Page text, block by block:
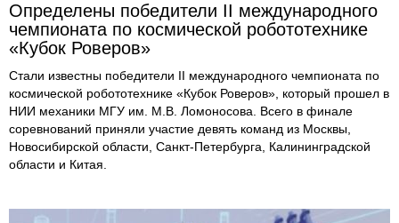
Определены победители II международного
чемпионата по космической робототехнике
«Кубок Роверов»
Стали известны победители II международного чемпионата по
космической робототехнике «Кубок Роверов», который прошел в
НИИ механики МГУ им. М.В. Ломоносова. Всего в финале
соревнований приняли участие девять команд из Москвы,
Новосибирской области, Санкт-Петербурга, Калининградской
области и Китая.